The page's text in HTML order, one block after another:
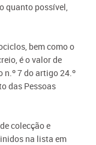
quanto possível,
bem como o
é o valor de
n.º 7 do artigo 24.º
das Pessoas
colecção e
na lista em